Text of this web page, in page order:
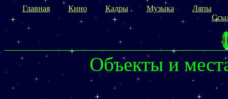
Главная Кино Кадры Музыка
Ляпы
Объекты и